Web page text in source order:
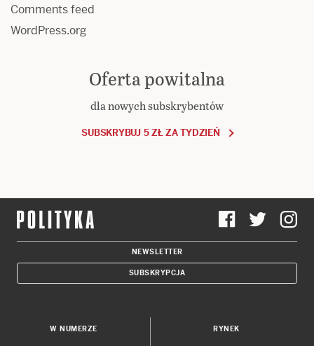
Comments feed
WordPress.org
Oferta powitalna
dla nowych subskrybentów
SUBSKRYBUJ 5 ZŁ ZA TYDZIEŃ
NEWSLETTER
SUBSKRYPCJA
W NUMERZE RYNEK